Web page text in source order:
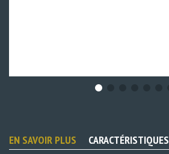
EN SAVOIR PLUS CARACTÉRISTIQUES